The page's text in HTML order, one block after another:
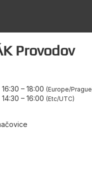
Provodov
– 18:00 Europe/Prague
– 16:00 Etc/UTC